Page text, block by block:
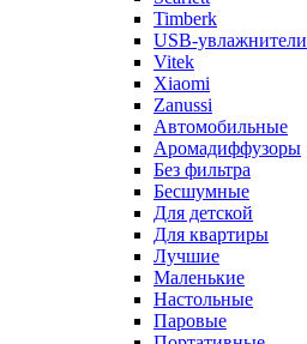
Timberk
USB-увлажнители
Vitek
Xiaomi
Zanussi
Автомобильные
Аромадиффузоры
Без фильтра
Бесшумные
Для детской
Для квартиры
Лучшие
Маленькие
Настольные
Паровые